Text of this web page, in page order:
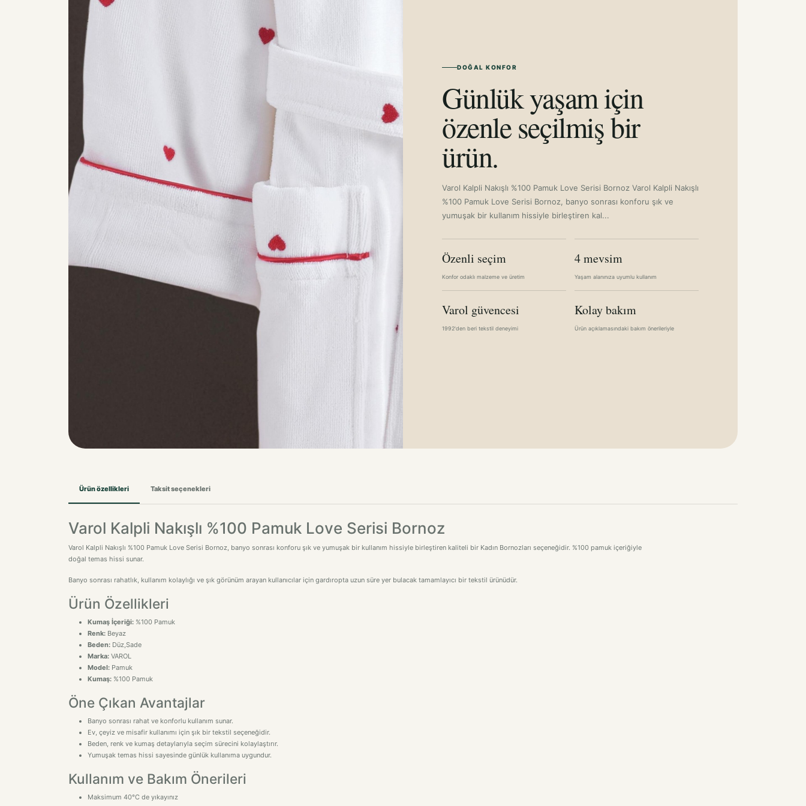
KIRMIZI-S/M
GRİ-XXL
GRİ-L/XL
SİYAH-XXL
DOĞAL KONFOR
Günlük yaşam için
özenle seçilmiş bir
ürün.
Varol Kalpli Nakışlı %100 Pamuk Love Serisi Bornoz Varol Kalpli Nakışlı
%100 Pamuk Love Serisi Bornoz, banyo sonrası konforu şık ve
yumuşak bir kullanım hissiyle birleştiren kal...
Özenli seçim 4 mevsim
Varol güvencesi Kolay bakım
Ürün açıklamasındaki bakım önerileriyle
Ürün özellikleri Taksit seçenekleri
Varol Kalpli Nakışlı %100 Pamuk Love Serisi Bornoz
Varol Kalpli Nakışlı %100 Pamuk Love Serisi Bornoz, banyo sonrası konforu şık ve yumuşak bir kullanım hissiyle birleştiren kaliteli bir Kadın Bornozları seçeneğidir. %100 pamuk içeriğiyle
doğal temas hissi sunar.
Banyo sonrası rahatlık, kullanım kolaylığı ve şık görünüm arayan kullanıcılar için gardıropta uzun süre yer bulacak tamamlayıcı bir tekstil ürünüdür.
Ürün Özellikleri
Kumaş İçeriği: %100 Pamuk
Renk:
Beyaz
Beden:
Düz,Sade
Marka:
VAROL
Model: Pamuk
Kumaş:
%100 Pamuk
Öne Çıkan Avantajlar
Banyo sonrası rahat ve konforlu kullanım sunar.
Ev, çeyiz ve misafir kullanımı için şık bir tekstil seçeneğidir.
Beden, renk ve kumaş detaylarıyla seçim sürecini kolaylaştırır.
Yumuşak temas hissi sayesinde günlük kullanıma uygundur.
Kullanım ve Bakım Önerileri
Maksimum 40°C de yıkayınız